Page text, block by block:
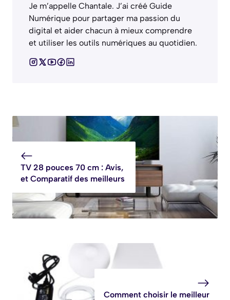
Je m’appelle Chantale. J’ai créé Guide
Numérique pour partager ma passion du
digital et aider chacun à mieux comprendre
et utiliser les outils numériques au quotidien.
TV 28 pouces 70 cm : Avis,
et Comparatif des meilleurs
Comment choisir le meilleur